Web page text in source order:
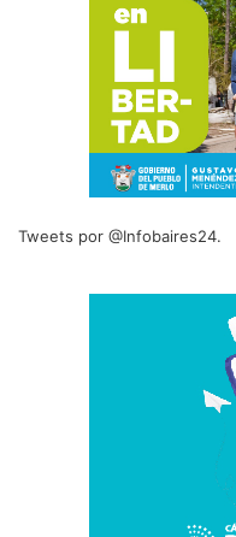
Tweets por @Infobaires24.